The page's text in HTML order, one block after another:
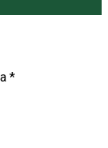
*